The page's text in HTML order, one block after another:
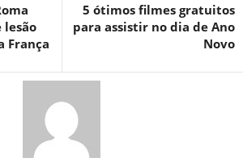
lesão
França
5 ótimos filmes gratuitos
para assistir no dia de Ano
Novo